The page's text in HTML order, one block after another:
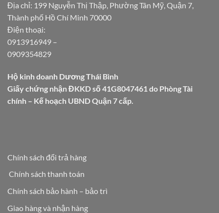
Địa chỉ: 199 Nguyễn Thị Thập, Phường Tân Mỹ, Quận 7,
Thành phố Hồ Chí Minh 70000
Điện thoại:
0913916949 –
0909354829
Hộ kinh doanh Dương Thái Bình
Giấy chứng nhận ĐKKD số 41G8047461 do Phòng Tài
chính – Kế hoạch UBND Quận 7 cấp.
Chính sách đổi trả hàng
Chính sách thanh toán
Chính sách bảo hành – bảo trì
Giao hàng và nhận hàng